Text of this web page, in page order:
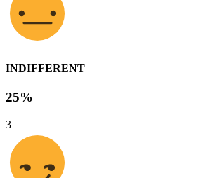
INDIFFERENT
25%
3